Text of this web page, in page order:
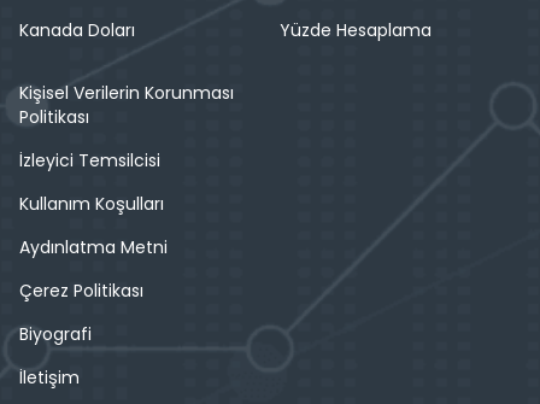
Kanada Doları
Yüzde Hesaplama
Kişisel Verilerin Korunması
Politikası
İzleyici Temsilcisi
Kullanım Koşulları
Aydınlatma Metni
Çerez Politikası
Biyografi
İletişim